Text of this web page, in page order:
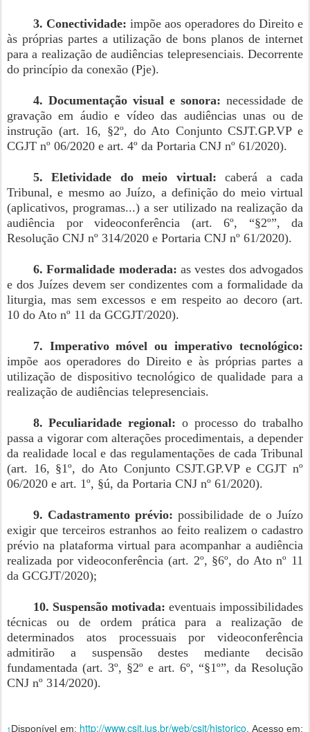
3. Conectividade: impõe aos operadores do Direito e
às próprias partes a utilização de bons planos de internet
para a realização de audiências telepresenciais. Decorrente
do princípio da conexão (Pje).
4. Documentação visual e sonora: necessidade de
gravação em áudio e vídeo das audiências unas ou de
instrução (art. 16, §2º, do Ato Conjunto CSJT.GP.VP e
CGJT nº 06/2020 e art. 4º da Portaria CNJ nº 61/2020).
5. Eletividade do meio virtual:caberá a cada
Tribunal, e mesmo ao Juízo, a definição do meio virtual
(aplicativos, programas...) a ser utilizado na realização da
audiência por videoconferência (art. 6º, “§2º”, da
Resolução CNJ nº 314/2020 e Portaria CNJ nº 61/2020).
6. Formalidade moderada: as vestes dos advogados
e dos Juízes devem ser condizentes com a formalidade da
liturgia, mas sem excessos e em respeito ao decoro (art.
10 do Ato nº 11 da GCGJT/2020).
7. Imperativo móvel ou imperativo tecnológico:
impõe aos operadores do Direito e às próprias partes a
utilização de dispositivo tecnológico de qualidade para a
realização de audiências telepresenciais.
8. Peculiaridade regional: o processo do trabalho
passa a vigorar com alterações procedimentais, a depender
da realidade local e das regulamentações de cada Tribunal
(art. 16, §1º, do Ato Conjunto CSJT.GP.VP e CGJT nº
06/2020 e art. 1º, §ú, da Portaria CNJ nº 61/2020).
9. Cadastramento prévio: possibilidade de o Juízo
exigir que terceiros estranhos ao feito realizem o cadastro
prévio na plataforma virtual para acompanhar a audiência
realizada por videoconferência (art. 2º, §6º, do Ato nº 11
da GCGJT/2020);
10. Suspensão motivada: eventuais impossibilidades
técnicas ou de ordem prática para a realização de
determinados atos processuais por videoconferência
admitirão a suspensão destes mediante decisão
fundamentada (art. 3º, §2º e art. 6º, “§1º”, da Resolução
CNJ nº 314/2020).
1 Disponível em: http://www.csjt.jus.br/web/csjt/historico . Acesso em: